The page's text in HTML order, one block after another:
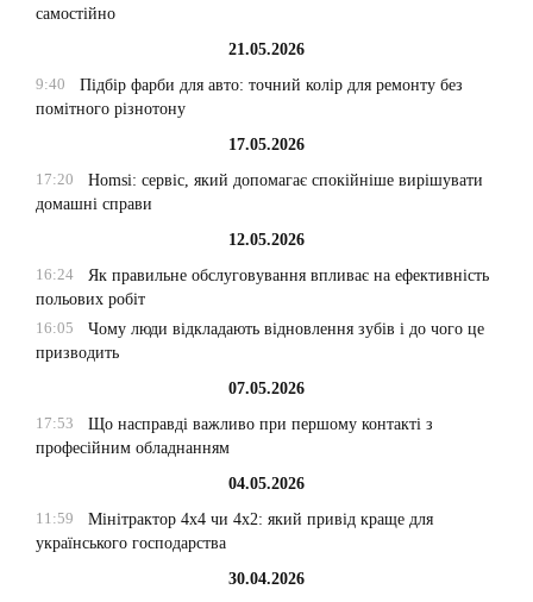
самостійно
21.05.2026
9:40
Підбір фарби для авто: точний колір для ремонту без
помітного різнотону
17.05.2026
17:20
Homsi: сервіс, який допомагає спокійніше вирішувати
домашні справи
12.05.2026
16:24
Як правильне обслуговування впливає на ефективність
польових робіт
16:05
Чому люди відкладають відновлення зубів і до чого це
призводить
07.05.2026
17:53
Що насправді важливо при першому контакті з
професійним обладнанням
04.05.2026
11:59
Мінітрактор 4х4 чи 4х2: який привід краще для
українського господарства
30.04.2026